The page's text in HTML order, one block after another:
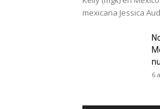
mexicana Jessica
6